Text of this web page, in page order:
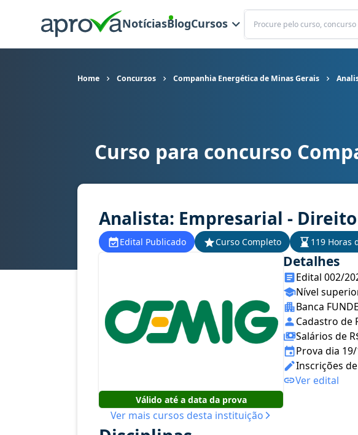
NotíciasBlogCursos
Buscar
Home Concursos Companhia Energética de Minas Gerais
Curso para concurso Cemig (MG) - Companhia Energética de
Curso para concurso
Analista: Empresarial - Direito
Edital Publicado Curso Completo 119 Horas
Válido até a data da prova
Ver mais cursos desta instituição
Detalhes
Edital 002/
Nível
Banca
Cadastro de
Salários de
Prova dia
Inscrições
Ver edital